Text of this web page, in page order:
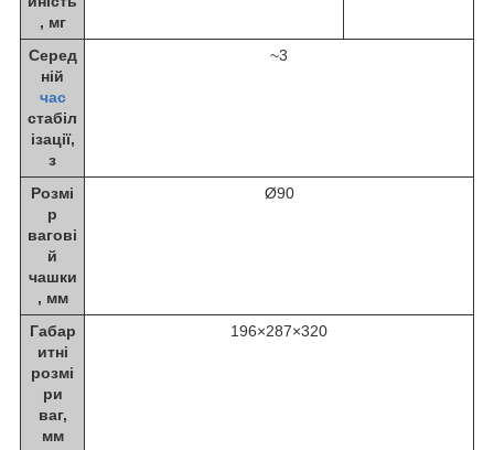
, мг
Серед
ній
час
стабіл
ізації,
з
~3
Розмі
р
вагові
й
чашки
, мм
Ø90
Габар
итні
розмі
ри
ваг,
мм
196×287×320